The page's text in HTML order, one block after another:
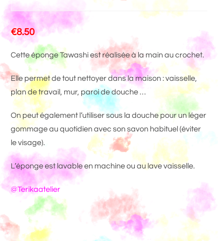
€8.50
Cette éponge Tawashi est réalisée à la main au crochet.
Elle permet de tout nettoyer dans la maison : vaisselle,
plan de travail, mur, paroi de douche …
On peut également l’utiliser sous la douche pour un léger
gommage au quotidien avec son savon habituel (éviter
le visage).
L’éponge est lavable en machine ou au lave vaisselle.
@Terikaatelier